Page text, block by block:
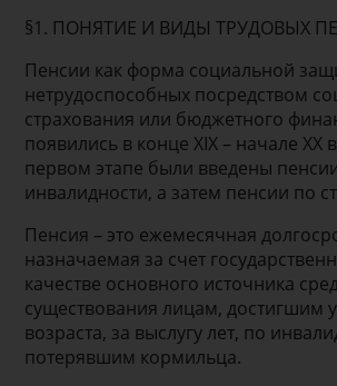
§1. ПОНЯТИЕ И ВИДЫ ТРУДОВЫХ
Пенсии как форма социальной
нетрудоспособных посредством
страхования или бюджетного
появились в конце XIX – начале XX
первом этапе были введены
инвалидности, а затем пенсии по
Пенсия – это ежемесячная
назначаемая за счет
качестве основного источника
существования лицам, достигшим
возраста, за выслугу лет, по
потерявшим кормильца.